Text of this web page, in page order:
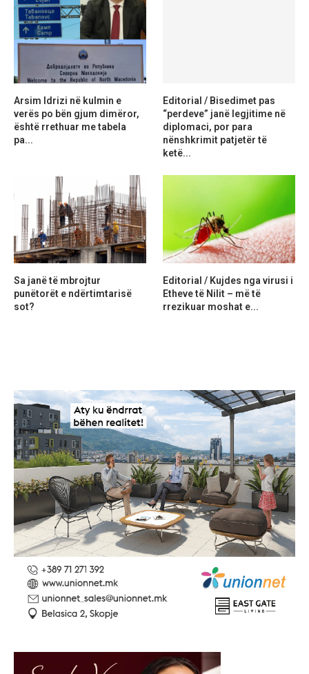
Arsim Idrizi në kulmin e
verës po bën gjum dimëror,
është rrethuar me tabela
pa...
Editorial / Bisedimet pas
“perdeve” janë legjitime në
diplomaci, por para
nënshkrimit patjetër të
ketë...
Sa janë të mbrojtur
punëtorët e ndërtimtarisë
sot?
Editorial / Kujdes nga virusi i
Etheve të Nilit – më të
rrezikuar moshat e...